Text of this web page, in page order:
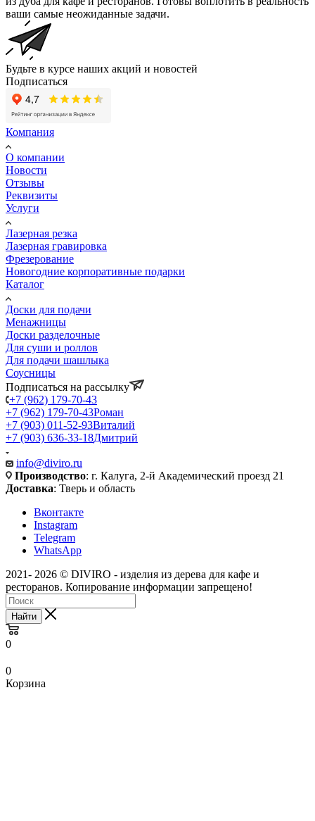
ваши самые неожиданные задачи.
Будьте в курсе наших акций и новостей
Подписаться
Компания
О компании
Новости
Отзывы
Реквизиты
Услуги
Лазерная резка
Лазерная гравировка
Фрезерование
Новогодние корпоративные подарки
Каталог
Доски для подачи
Менажницы
Доски разделочные
Для суши и роллов
Для подачи шашлыка
Соусницы
Подписаться на рассылку
+7 (962) 179-70-43
+7 (962) 179-70-43Роман
+7 (903) 011-52-93Виталий
+7 (903) 636-33-18Дмитрий
info@diviro.ru
Производство: г. Калуга, 2-й Академический проезд 21
Доставка: Тверь и область
Вконтакте
Instagram
Telegram
WhatsApp
2021- 2026 © DIVIRO - изделия из дерева для кафе и
ресторанов. Копирование информации запрещено!
Найти
0
0
Корзина